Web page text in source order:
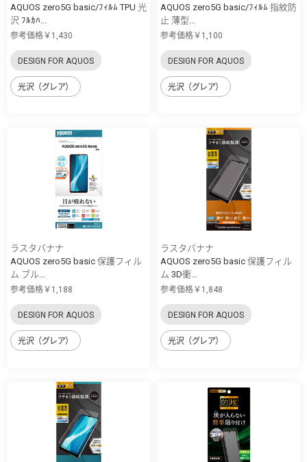
AQUOS zero5G basic/ﾌｨﾙﾑ TPU 光
沢 ﾌﾙｶﾊ...
参考価格￥1,430
DESIGN FOR AQUOS
光沢（グレア）
AQUOS zero5G basic/ﾌｨﾙﾑ 指紋防
止 薄型...
参考価格￥1,100
DESIGN FOR AQUOS
光沢（グレア）
ラスタバナナ
AQUOS zero5G basic 保護フィル
ム ブル...
参考価格￥1,188
DESIGN FOR AQUOS
光沢（グレア）
ラスタバナナ
AQUOS zero5G basic 保護フィル
ム 3D衝...
参考価格￥1,848
DESIGN FOR AQUOS
光沢（グレア）